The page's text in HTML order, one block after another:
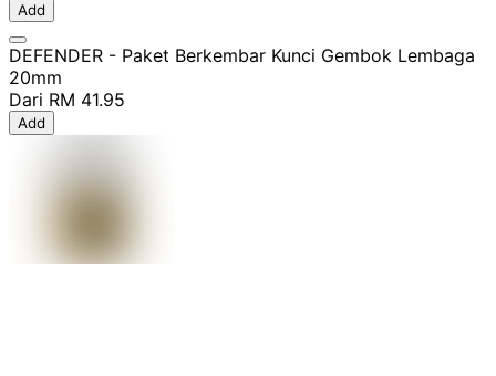
Add
DEFENDER - Paket Berkembar Kunci Gembok Lembaga
20mm
Dari RM 41.95
Add